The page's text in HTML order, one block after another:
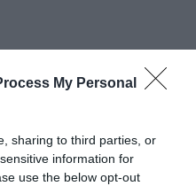
My Personal
sharing to third parties, or
information for
use the below opt-out